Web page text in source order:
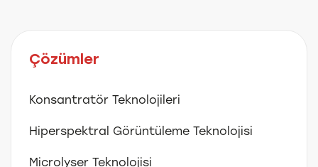
Çözümler
Konsantratör Teknolojileri
Hiperspektral Görüntüleme Teknolojisi
Microlyser Teknolojisi